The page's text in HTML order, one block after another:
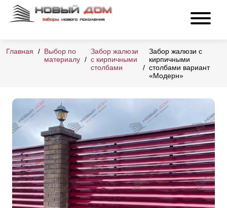
Главная
Выбор по
материалу
Забор жалюзи
с кирпичными
столбами
Забор жалюзи с
кирпичными
столбами вариант
«Модерн»